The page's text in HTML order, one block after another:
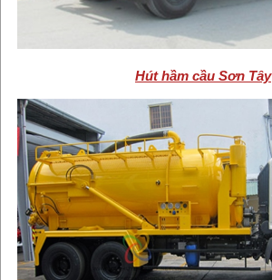
Hút hầm cầu Sơn Tây